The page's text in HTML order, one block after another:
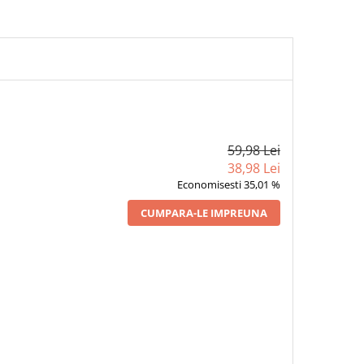
59,98 Lei
38,98 Lei
Economisesti 35,01 %
CUMPARA-LE IMPREUNA